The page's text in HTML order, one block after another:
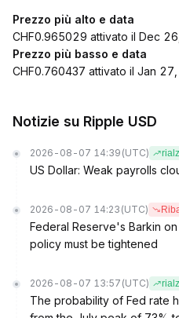
Prezzo più alto e data
CHF0.965029 attivato il Dec
Prezzo più basso e data
CHF0.760437 attivato il Jan
Notizie su Ripple USD
2026-08-07 14:39 (UTC)
US Dollar: Weak payrolls
2026-08-07 14:23 (UTC)
Federal Reserve's Barkin
policy must be tightened
2026-08-07 13:57 (UTC)
The probability of Fed rate